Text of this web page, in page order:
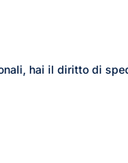
hai il diritto di